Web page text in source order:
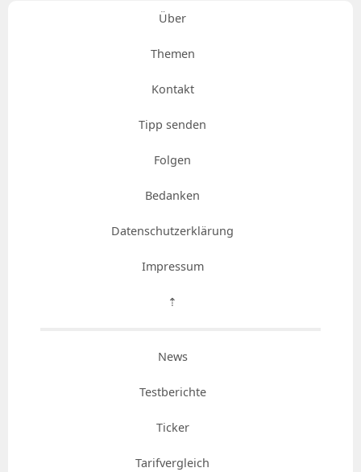
Über
Themen
Kontakt
Tipp senden
Folgen
Bedanken
Datenschutzerklärung
Impressum
⇡
News
Testberichte
Ticker
Tarifvergleich